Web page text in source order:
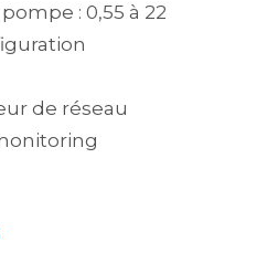
: 0,55 à 22
de réseau